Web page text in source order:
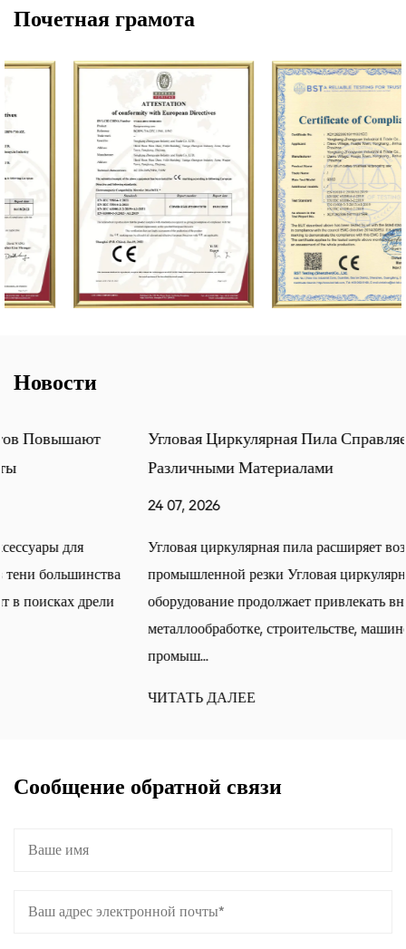
Почетная грамота
Новости
Угловая Циркулярная Пила Справляется С
Различными Материалами
Угловая циркулярная пила расширяет возможности
промышленной резки Угловая циркулярная пила
оборудование продолжает привлекать внимание в
металлообработке, строительстве, машиностроении и
Сообщение обратной связи